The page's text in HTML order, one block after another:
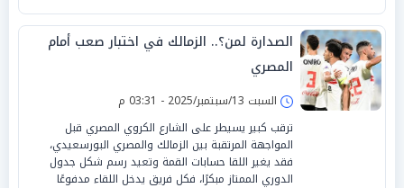
الصدارة لمن؟.. الزمالك في اختبار صعب أمام
المصري
السبت 13/سبتمبر/2025 - 03:31 م
ترقب كبير يسيطر على الشارع الكروي المصري قبل
المواجهة المرتقبة بين الزمالك والمصري البورسعيدي،
فقد يغير اللقا حسابات القمة وتعيد رسم شكل جدول
الدوري الممتاز مبكرًا، فكل فريق يدخل اللقاء مدفوعًا